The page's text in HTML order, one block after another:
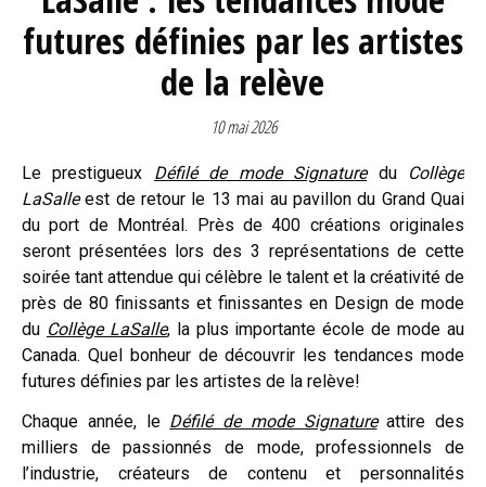
futures définies par les artistes
de la relève
10 mai 2026
Le prestigueux Défilé de mode Signaturedu
Collège
LaSalleest de retour le 13 mai au pavillon du Grand Quai
du port de Montréal. Près de 400 créations originales
seront présentées lors des 3 représentations de cette
soirée tant attendue qui célèbre le talent et la créativité de
près de 80 finissants et finissantes en Design de mode
du Collège LaSalle, la plus importante école de mode au
Canada. Quel bonheur de découvrir les tendances mode
futures définies par les artistes de la relève!
Chaque année, le Défilé de mode Signatureattire des
milliers de passionnés de mode, professionnels de
l’industrie, créateurs de contenu et personnalités